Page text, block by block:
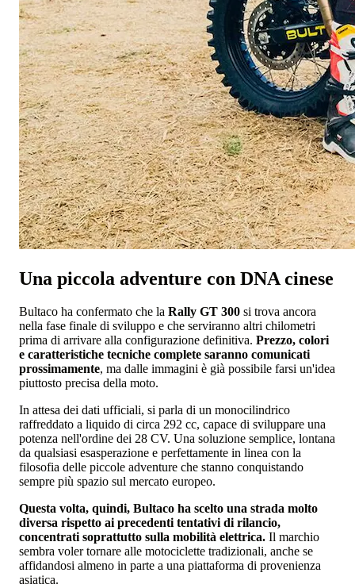
Una piccola adventure con DNA cinese
Bultaco ha confermato che la Rally GT 300 si trova ancora
nella fase finale di sviluppo e che serviranno altri chilometri
prima di arrivare alla configurazione definitiva. Prezzo, colori
e caratteristiche tecniche complete saranno comunicati
prossimamente, ma dalle immagini è già possibile farsi un'idea
piuttosto precisa della moto.
In attesa dei dati ufficiali, si parla di un monocilindrico
raffreddato a liquido di circa 292 cc, capace di sviluppare una
potenza nell'ordine dei 28 CV. Una soluzione semplice, lontana
da qualsiasi esasperazione e perfettamente in linea con la
filosofia delle piccole adventure che stanno conquistando
sempre più spazio sul mercato europeo.
Questa volta, quindi, Bultaco ha scelto una strada molto
diversa rispetto ai precedenti tentativi di rilancio,
concentrati soprattutto sulla mobilità elettrica. Il marchio
sembra voler tornare alle motociclette tradizionali, anche se
affidandosi almeno in parte a una piattaforma di provenienza
asiatica.